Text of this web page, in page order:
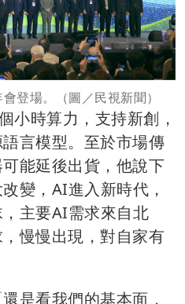
登場。（圖／民視新聞）
小時算力，支持新創，
言模型。至於市場傳
能延後出貨，他說下
變，AI進入新時代，
主要AI需求來自北
慢慢出現，對自家有
是看我們的基本面，